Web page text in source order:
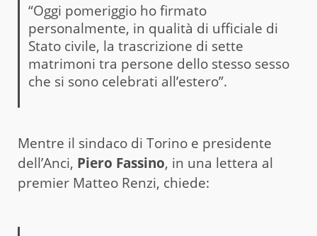
“Oggi pomeriggio ho firmato
personalmente, in qualità di ufficiale di
Stato civile, la trascrizione di sette
matrimoni tra persone dello stesso sesso
che si sono celebrati all’estero”.
Mentre il sindaco di Torino e presidente
dell’Anci, Piero Fassino, in una lettera al
premier Matteo Renzi, chiede: